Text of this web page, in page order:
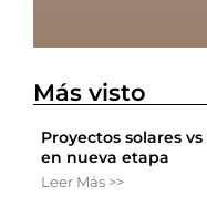
Más visto
Proyectos solares
en nueva etapa
Leer Más >>